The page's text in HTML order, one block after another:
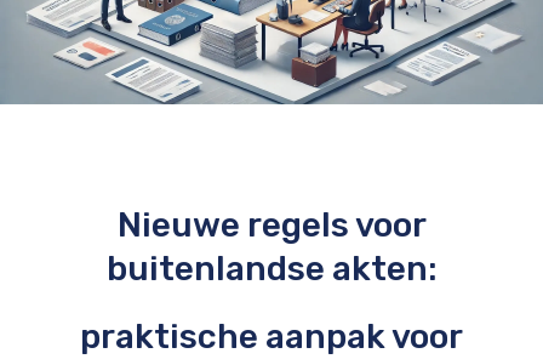
Nieuwe regels voor
buitenlandse akten:
praktische aanpak voor